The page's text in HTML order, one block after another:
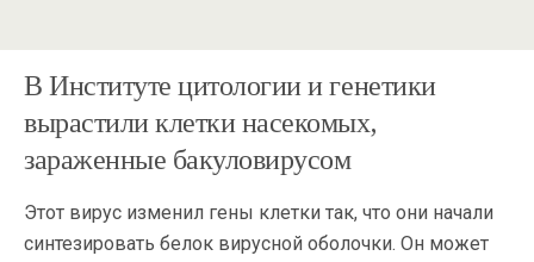
В Институте цитологии и генетики
вырастили клетки насекомых,
зараженные бакуловирусом
Этот вирус изменил гены клетки так, что они начали
синтезировать белок вирусной оболочки. Он может